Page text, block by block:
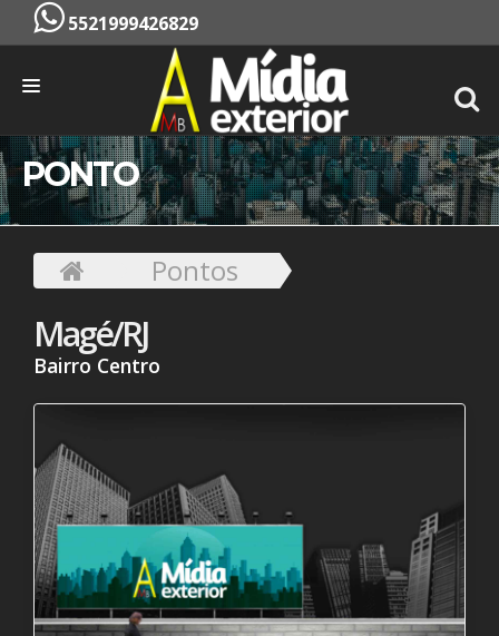
5521999426829
INÍCIO
EMPRESA
PONTOS
CONTATO
PONTO
Pontos
Magé/RJ
Bairro Centro